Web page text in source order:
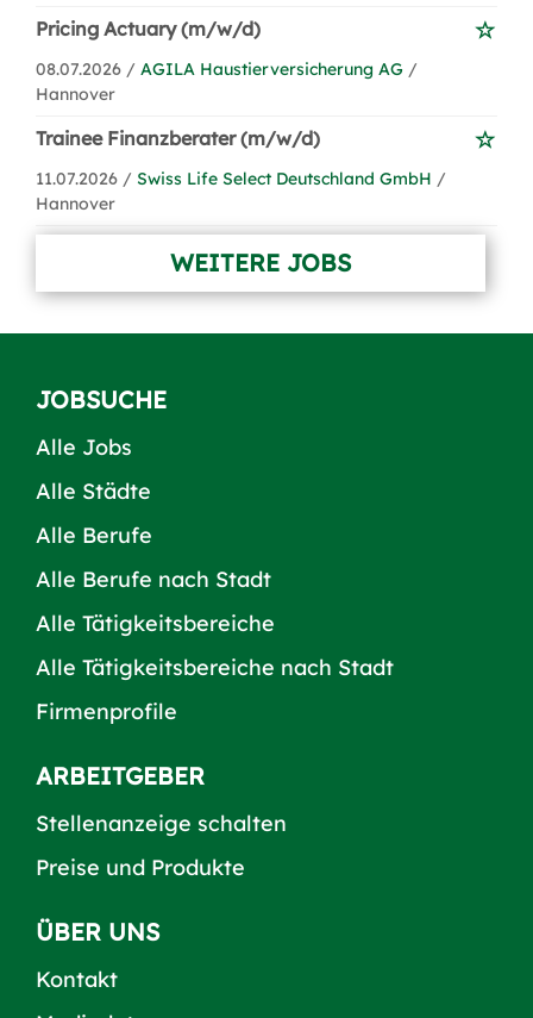
Pricing Actuary (m/w/d)
08.07.2026 / AGILA Haustierversicherung AG /
Hannover
Trainee Finanzberater (m/w/d)
11.07.2026 / Swiss Life Select Deutschland GmbH /
Hannover
WEITERE JOBS
JOBSUCHE
Alle Jobs
Alle Städte
Alle Berufe
Alle Berufe nach Stadt
Alle Tätigkeitsbereiche
Alle Tätigkeitsbereiche nach Stadt
Firmenprofile
ARBEITGEBER
Stellenanzeige schalten
Preise und Produkte
ÜBER UNS
Kontakt